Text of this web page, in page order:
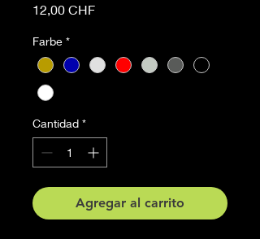
12,00 CHFPrecio
Farbe *
Cantidad *
Agregar al carrito